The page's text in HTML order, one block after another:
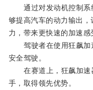
通过对发动机控制系
够提高汽车的动力输出
力，带来更快速的加速感
驾驶者在使用狂飙加
安全驾驶。
在赛道上，狂飙加速
手，取得领先优势。